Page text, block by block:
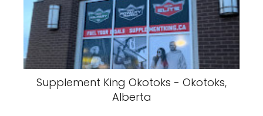
Supplement King Okotoks - Okotoks,
Alberta